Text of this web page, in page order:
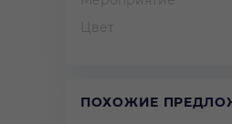
Цвет
ПОХОЖИЕ